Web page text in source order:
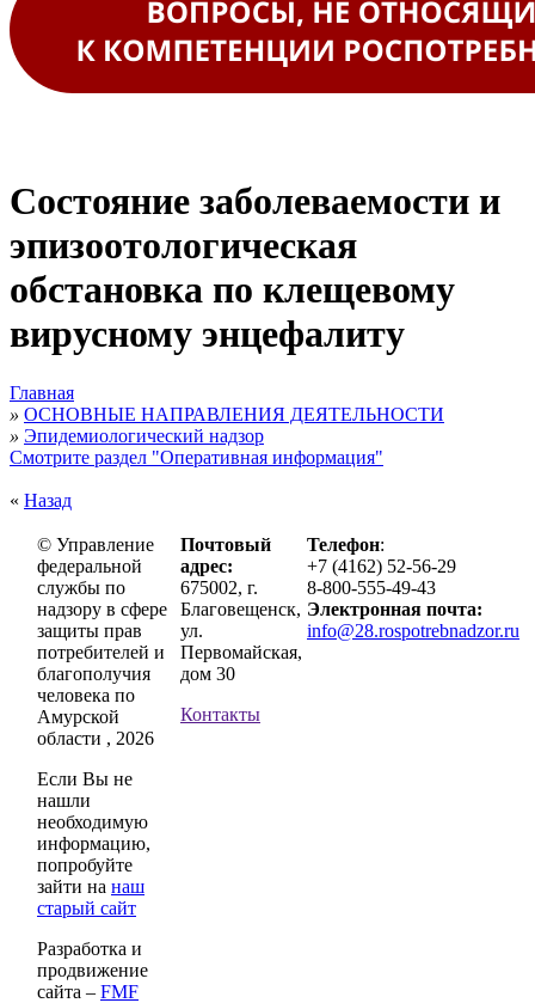
Состояние заболеваемости и
эпизоотологическая
обстановка по клещевому
вирусному энцефалиту
Главная
» ОСНОВНЫЕ НАПРАВЛЕНИЯ ДЕЯТЕЛЬНОСТИ
» Эпидемиологический надзор
Смотрите раздел "Оперативная информация"
« Назад
© Управление
федеральной
службы по
надзору в сфере
защиты прав
потребителей и
благополучия
человека по
Амурской
области , 2026
Если Вы не
нашли
необходимую
информацию,
попробуйте
зайти на наш
старый сайт
Разработка и
продвижение
сайта – FMF
Почтовый
адрес:
675002, г.
Благовещенск,
ул.
Первомайская,
дом 30
Контакты
Телефон:
+7 (4162) 52-56-29
8-800-555-49-43
Электронная почта:
info@28.rospotrebnadzor.ru